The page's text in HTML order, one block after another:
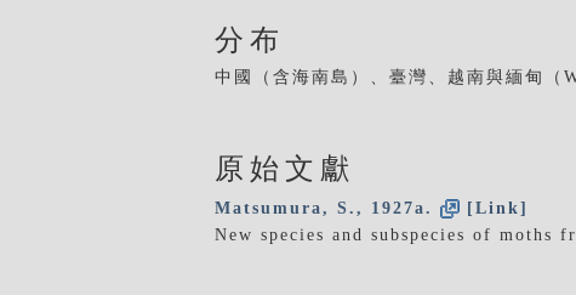
分布
中國（含海南島）、臺灣、越南與緬甸（
原始文獻
Matsumura, S., 1927a.
[Link]
New species and subspecies of